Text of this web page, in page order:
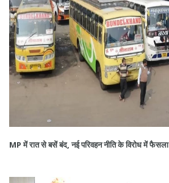
MP में रात से बसें बंद, नई परिवहन नीति के विरोध में फैसला